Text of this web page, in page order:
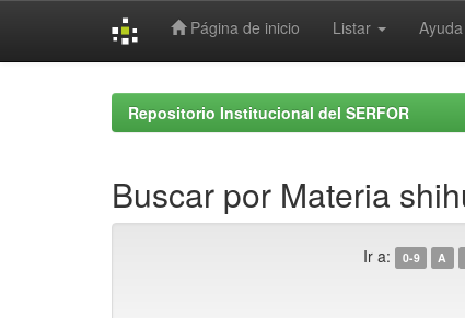
Página de inicio Listar Ayuda
Repositorio Institucional del SERFOR
Buscar por Materia
Ir a: 0-9 A